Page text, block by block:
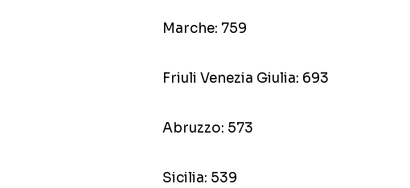
Marche: 759
Friuli Venezia Giulia: 693
Abruzzo: 573
Sicilia: 539